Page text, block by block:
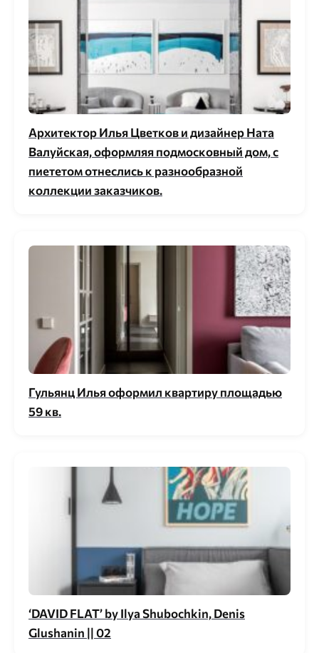
Архитектор Илья Цветков и дизайнер Ната
Валуйская, оформляя подмосковный дом, с
пиететом отнеслись к разнообразной
коллекции заказчиков.
Гульянц Илья оформил квартиру площадью
59 кв.
‘DAVID FLAT’ by Ilya Shubochkin, Denis
Glushanin || 02